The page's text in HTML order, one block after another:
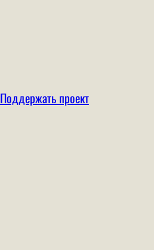
Поддержать проект